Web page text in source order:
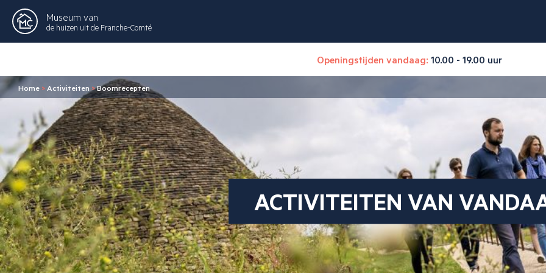
Museum van
de huizen uit de Franche-Comté
Openingstijden vandaag: 10.00 - 19.00 uur
Home > Activiteiten >Boomrecepten
ACTIVITEITEN VAN